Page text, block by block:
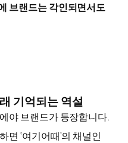
브랜드는 각인되면서도
기억되는 역설
야 브랜드가 등장합니다.
면 ‘여기어때’의 채널인